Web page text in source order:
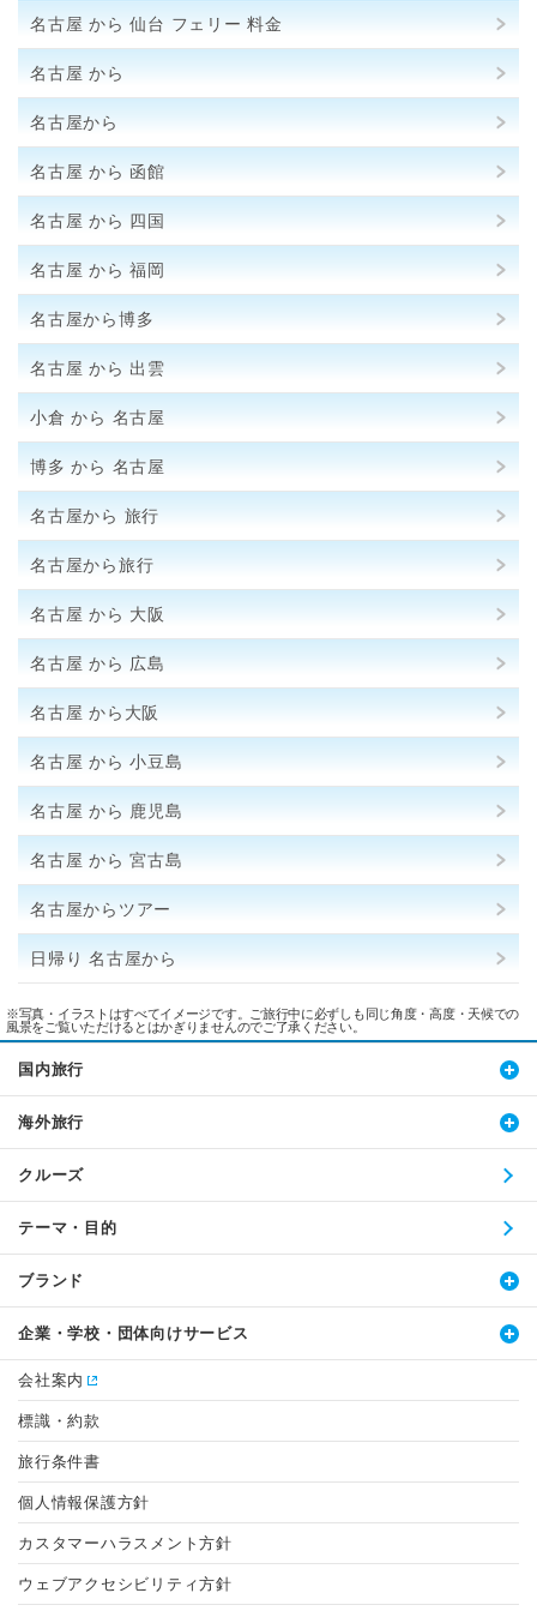
名古屋 から 仙台 フェリー 料金
名古屋 から
名古屋から
名古屋 から 函館
名古屋 から 四国
名古屋 から 福岡
名古屋から博多
名古屋 から 出雲
小倉 から 名古屋
博多 から 名古屋
名古屋から 旅行
名古屋から旅行
名古屋 から 大阪
名古屋 から 広島
名古屋 から大阪
名古屋 から 小豆島
名古屋 から 鹿児島
名古屋 から 宮古島
名古屋からツアー
日帰り 名古屋から
※写真・イラストはすべてイメージです。ご旅行中に必ずしも同じ角度・高度・天候での
風景をご覧いただけるとはかぎりませんのでご了承ください。
国内旅行
海外旅行
クルーズ
テーマ・目的
ブランド
企業・学校・団体向けサービス
会社案内
標識・約款
旅行条件書
個人情報保護方針
カスタマーハラスメント方針
ウェブアクセシビリティ方針